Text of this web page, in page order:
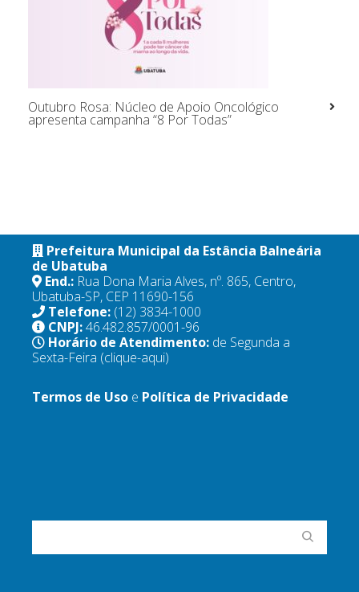
Outubro Rosa: Núcleo de Apoio Oncológico
apresenta campanha “8 Por Todas”
Prefeitura Municipal da Estância Balneária
de Ubatuba
End.: Rua Dona Maria Alves, nº. 865, Centro,
Ubatuba-SP, CEP 11690-156
Telefone: (12) 3834-1000
CNPJ:46.482.857/0001-96
Horário de Atendimento: de Segunda a
Sexta-Feira (clique-aqui)
Termos de Uso e Política de Privacidade